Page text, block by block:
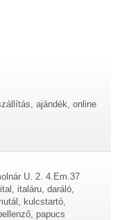
ajándék, online
U. 2. 4.Em.37
italáru, daráló,
kulcstartó,
papucs